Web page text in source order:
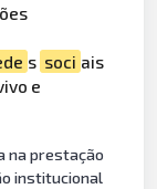
s soci ais
e
na prestação
institucional